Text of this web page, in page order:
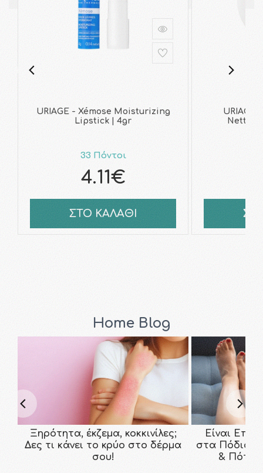
URIAGE - Xémose Moisturizing
Lipstick | 4gr
33 Πόντοι
4.11€
ΣΤΟ ΚΑΛΑΘΙ
URIAGE
Home Blog
Ξηρότητα, έκζεμα, κοκκινίλες;
Δες τι κάνει το κρύο στο δέρμα
σου!
Είναι
στα Πόδια;
& Πότε